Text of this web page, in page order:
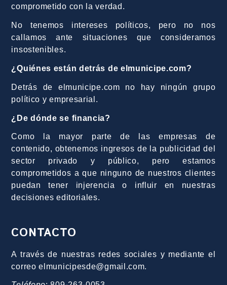
comprometido con la verdad.
No tenemos intereses políticos, pero no nos
callamos ante situaciones que consideramos
insostenibles.
¿Quiénes están detrás de elmunicipe.com?
Detrás de elmunicipe.com no hay ningún grupo
político y empresarial.
¿De dónde se financia?
Como la mayor parte de las empresas de
contenido, obtenemos ingresos de la publicidad del
sector privado y público, pero estamos
comprometidos a que ninguno de nuestros clientes
puedan tener injerencia o influir en nuestras
decisiones editoriales.
CONTACTO
A través de nuestras redes sociales y mediante el
correo elmunicipesde@gmail.com.